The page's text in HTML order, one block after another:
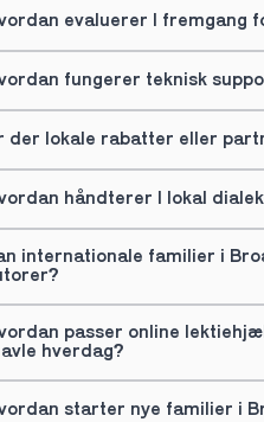
evaluerer I fremgang
fungerer teknisk
der lokale rabatter eller
håndterer I lokal
internationale familier i
passer online
hverdag?
starter nye familier i